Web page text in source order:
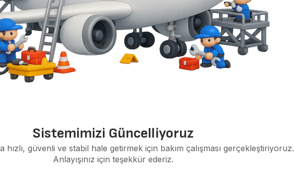
Sistemimizi Güncelliyoruz
hızlı, güvenli ve stabil hale getirmek için bakım çalışması gerçekleştiriyoruz.
Anlayışınız için teşekkür ederiz.